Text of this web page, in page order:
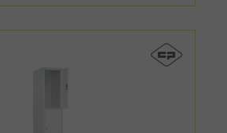
oder Sockel aus Stahlblech,
wenn Korpus in RAL 7035, sonst
innen: Kleiderstange mit 3